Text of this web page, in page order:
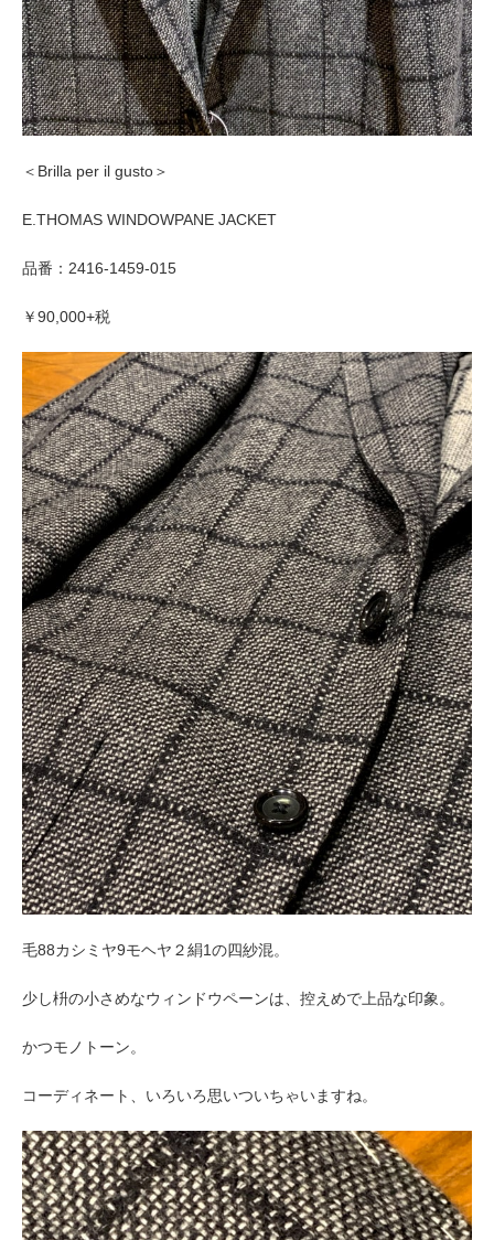
＜ Brilla per il gusto＞
E.THOMAS WINDOWPANE JACKET
品番：2416-1459-015
￥90,000+税
毛88カシミヤ9モヘヤ２絹1の四紗混。
少し枡の小さめなウィンドウペーンは、控えめで上品な印象。
かつモノトーン。
コーディネート、いろいろ思いついちゃいますね。